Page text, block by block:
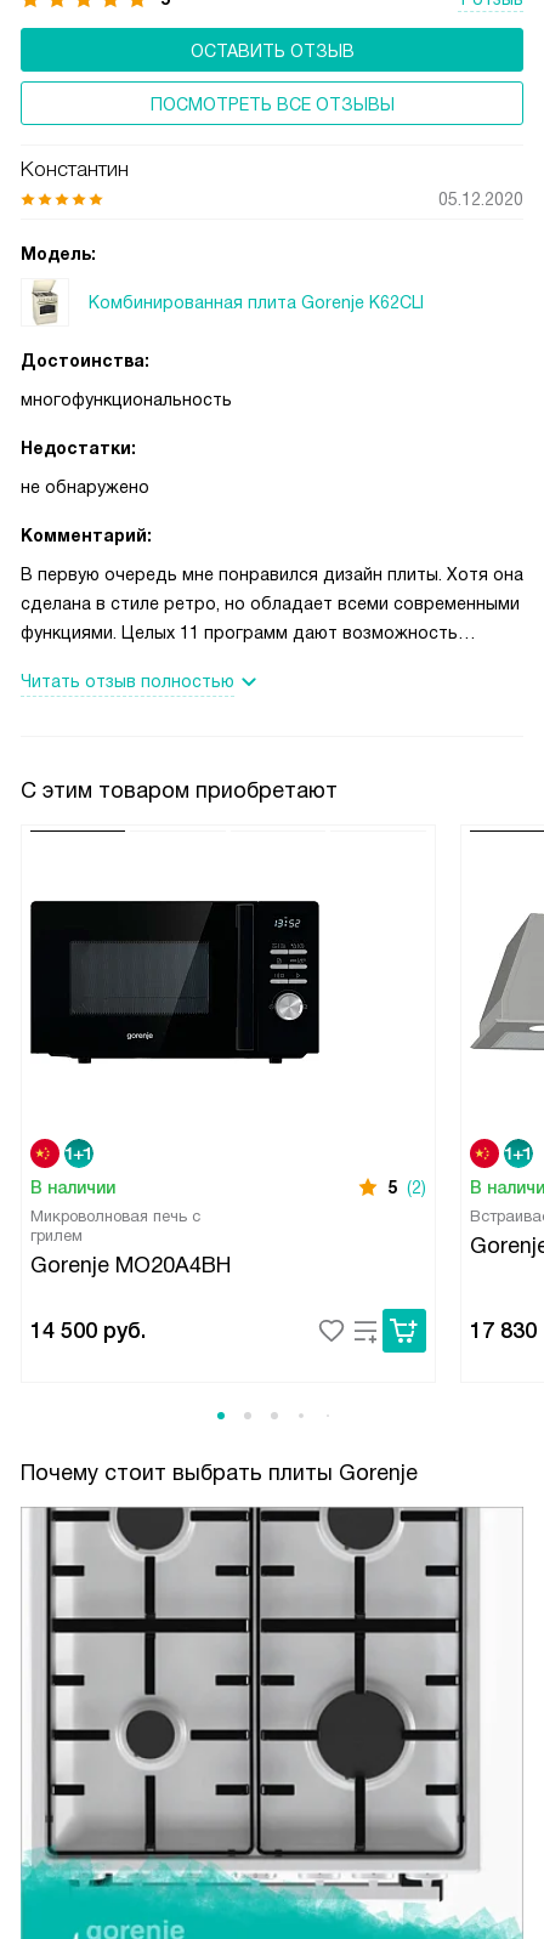
ОСТАВИТЬ ОТЗЫВ
ПОСМОТРЕТЬ ВСЕ ОТЗЫВЫ
Константин
05.12.2020
Модель:
Комбинированная плита Gorenje K62CLI
Достоинства:
многофункциональность
Недостатки:
не обнаружено
Комментарий:
В первую очередь мне понравился дизайн плиты. Хотя она
сделана в стиле ретро, но обладает всеми современными
функциями. Целых 11 программ дают возможность
выпечку. Одновременно можно выпекать на двух уровнях.
Читать отзыв полностью
С этим товаром приобретают
В наличии 5 (2)
Микроволновая печь с
грилем
Gorenje MO20A4BH
14 500 руб.
В
17 830
Почему стоит выбрать плиты Gorenje